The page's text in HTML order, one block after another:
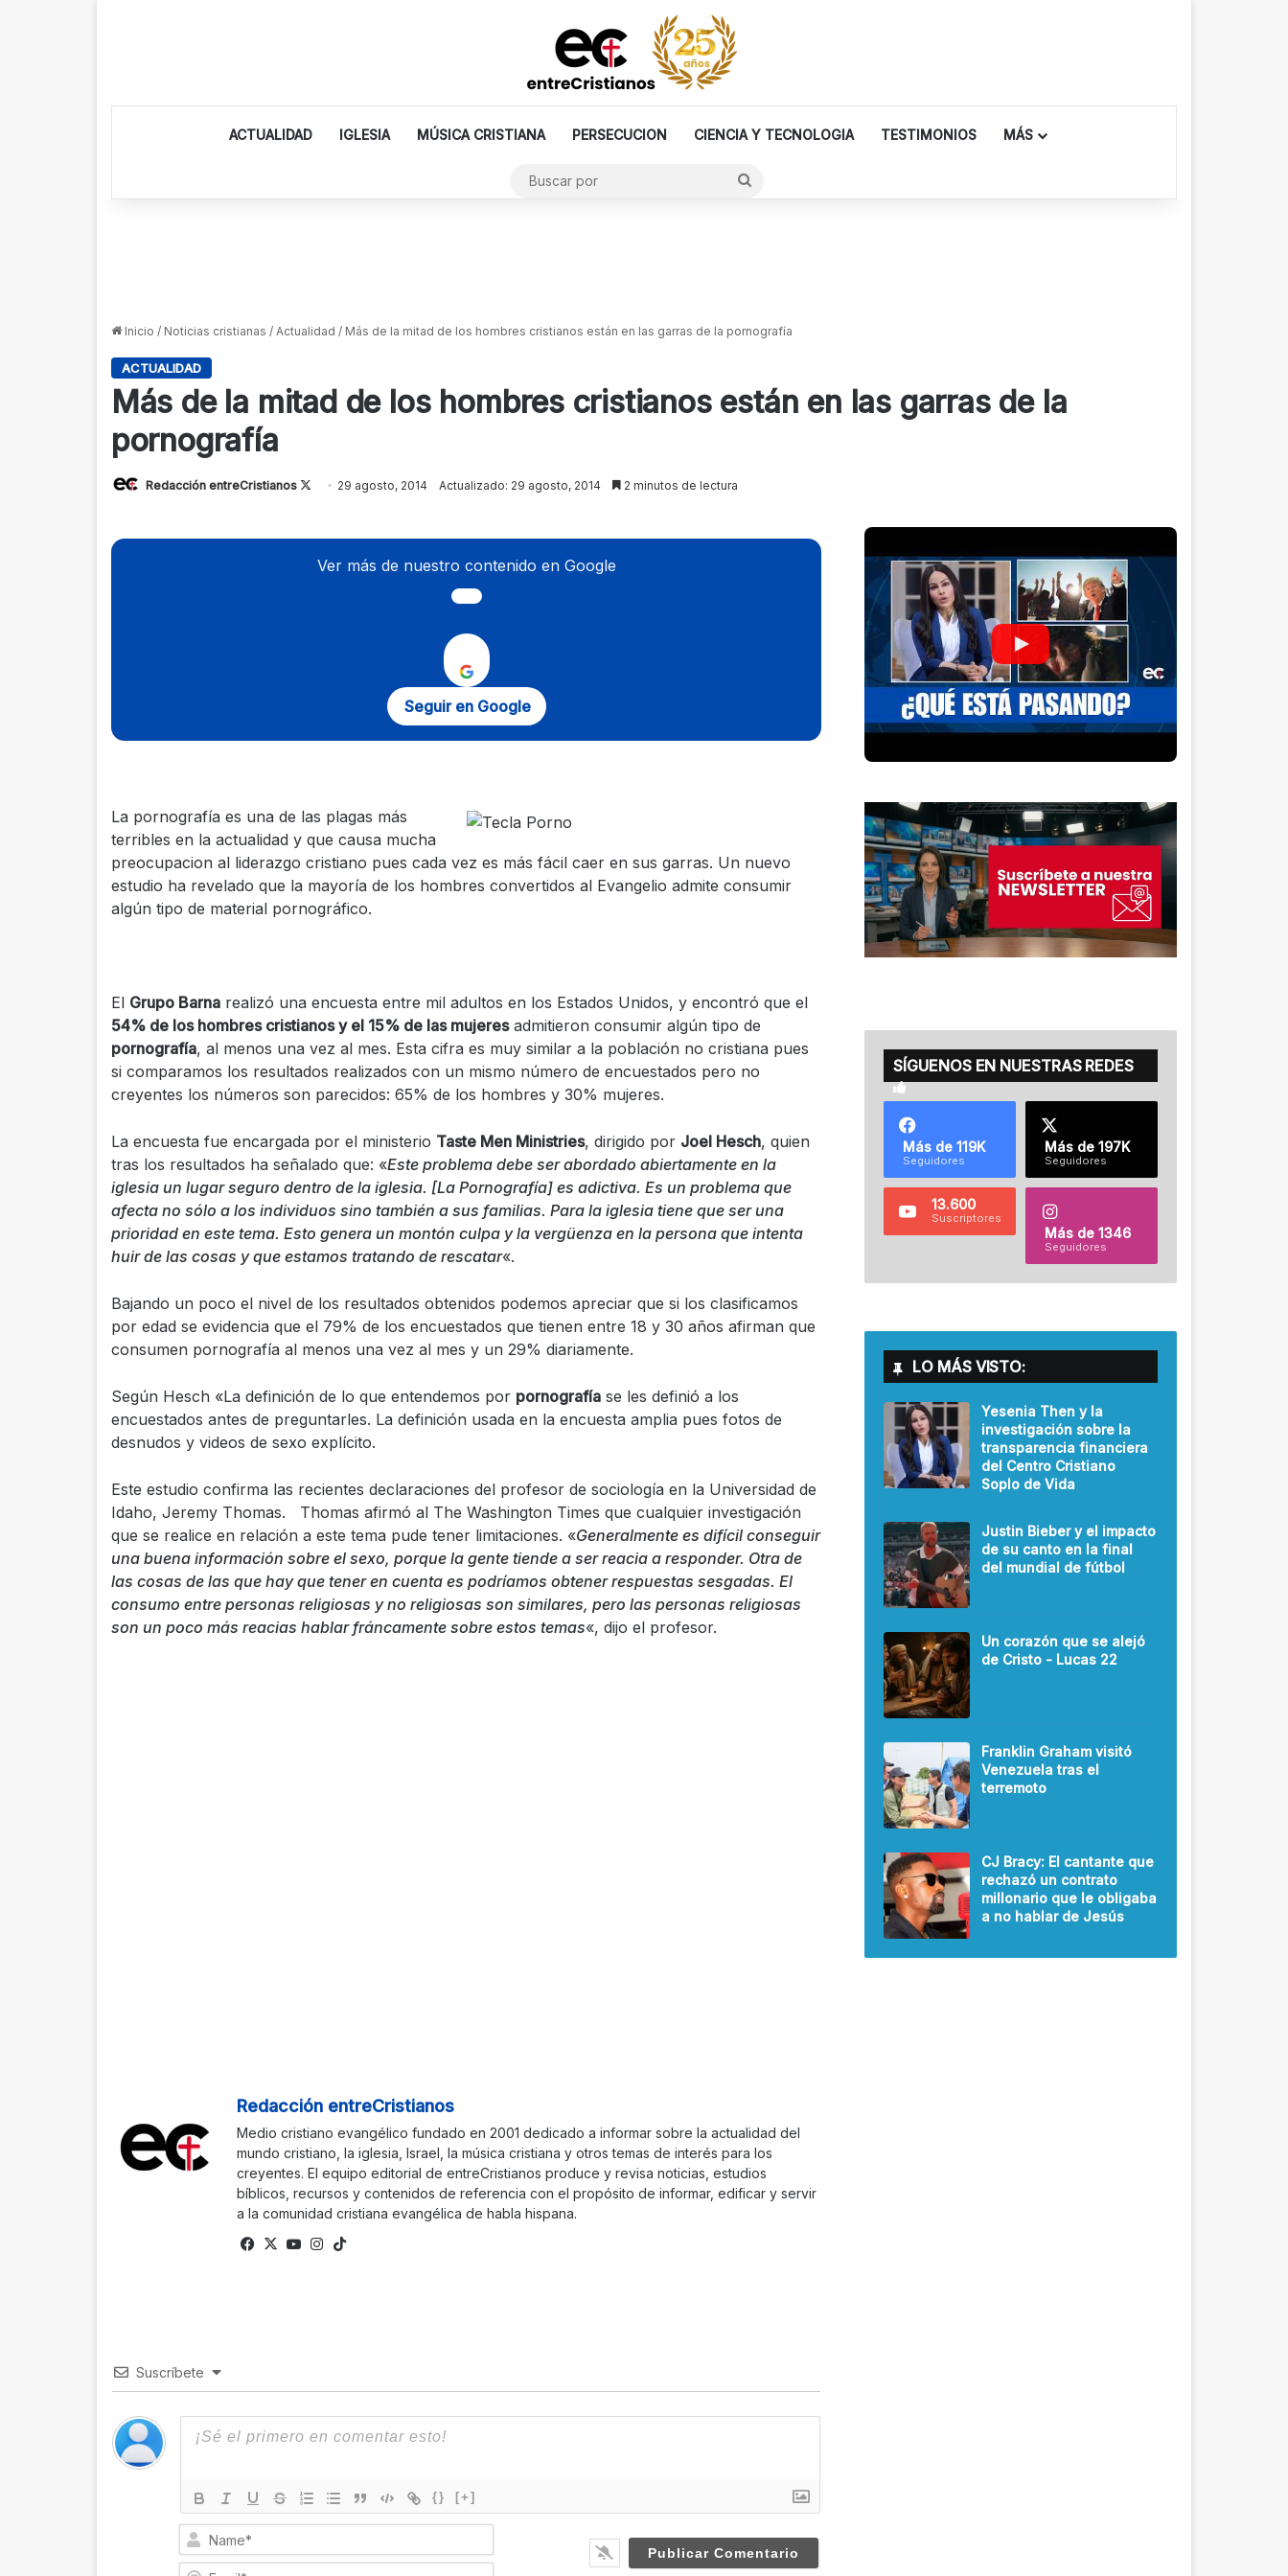
ACTUALIDAD IGLESIA MÚSICA CRISTIANA PERSECUCION CIENCIA Y TECNOLOGIA TESTIMONIOS MÁS
Inicio / Noticias cristianas / Actualidad / Más de la mitad de los hombres cristianos están en las garras de la pornografía
ACTUALIDAD
Más de la mitad de los hombres cristianos están en las garras de la
pornografía
Redacción entreCristianos
Follow29 agosto, 2014 Actualizado: 29 agosto, 2014 2 minutos de lectura
Ver más de nuestro contenido en Google
Seguir en Google
La pornografía es una de las plagas más
terribles en la actualidad y que causa mucha
preocupacion al liderazgo cristiano pues cada vez es más fácil caer en sus garras. Un nuevo
estudio ha revelado que la mayoría de los hombres convertidos al Evangelio admite consumir
algún tipo de material pornográfico.
El Grupo Barnarealizó una encuesta entre mil adultos en los Estados Unidos, y encontró que el
54% de los hombres cristianos y el 15% de las mujeresadmitieron consumir algún tipo de
pornografía, al menos una vez al mes. Esta cifra es muy similar a la población no cristiana pues
si comparamos los resultados realizados con un mismo número de encuestados pero no
creyentes los números son parecidos: 65% de los hombres y 30% mujeres.
La encuesta fue encargada por el ministerio Taste Men Ministries, dirigido por Joel Hesch, quien
tras los resultados ha señalado que: «Este problema debe ser abordado abiertamente en la
iglesia un lugar seguro dentro de la iglesia. [La Pornografía] es adictiva. Es un problema que
afecta no sólo a los individuos sino también a sus familias. Para la iglesia tiene que ser una
prioridad en este tema. Esto genera un montón culpa y la vergüenza en la persona que intenta
huir de las cosas y que estamos tratando de rescatar«.
Bajando un poco el nivel de los resultados obtenidos podemos apreciar que si los clasificamos
por edad se evidencia que el 79% de los encuestados que tienen entre 18 y 30 años afirman que
consumen pornografía al menos una vez al mes y un 29% diariamente.
Según Hesch «La definición de lo que entendemos por pornografíase les definió a los
encuestados antes de preguntarles. La definición usada en la encuesta amplia pues fotos de
desnudos y videos de sexo explícito.
Este estudio confirma las recientes declaraciones del profesor de sociología en la Universidad de
Idaho, Jeremy Thomas. Thomas afirmó al The Washington Times que cualquier investigación
que se realice en relación a este tema pude tener limitaciones. «Generalmente es difícil conseguir
una buena información sobre el sexo, porque la gente tiende a ser reacia a responder. Otra de
las cosas de las que hay que tener en cuenta es podríamos obtener respuestas sesgadas. El
consumo entre personas religiosas y no religiosas son similares, pero las personas religiosas
son un poco más reacias hablar fráncamente sobre estos temas«, dijo el profesor.
Redacción entreCristianos
Medio cristiano evangélico fundado en 2001 dedicado a informar sobre la actualidad del
mundo cristiano, la iglesia, Israel, la música cristiana y otros temas de interés para los
creyentes. El equipo editorial de entreCristianos produce y revisa noticias, estudios
bíblicos, recursos y contenidos de referencia con el propósito de informar, edificar y servir
a la comunidad cristiana evangélica de habla hispana.
Fa
X
Yo Ins
Suscríbete
{} [+]
m
SÍGUENOS EN NUESTRAS REDES
Más de 119K
Seguidores
Más de 197K
Seguidores
13.600
Suscriptores
Más de 1346
Seguidores
LO MÁS VISTO:
Yesenia Then y la
investigación sobre la
transparencia financiera
del Centro Cristiano
Soplo de Vida
Justin Bieber y el impacto
de su canto en la final
del mundial de fútbol
Un corazón que se alejó
de Cristo - Lucas 22
Franklin Graham visitó
Venezuela tras el
terremoto
CJ Bracy: El cantante que
rechazó un contrato
millonario que le obligaba
a no hablar de Jesús